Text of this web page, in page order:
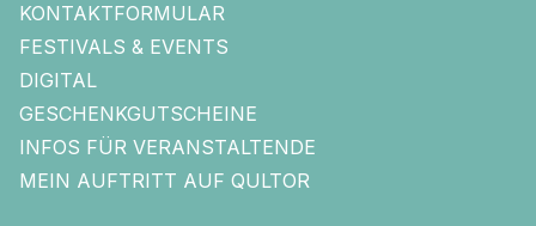
KONTAKTFORMULAR
FESTIVALS & EVENTS
DIGITAL
GESCHENKGUTSCHEINE
INFOS FÜR VERANSTALTENDE
MEIN AUFTRITT AUF QULTOR